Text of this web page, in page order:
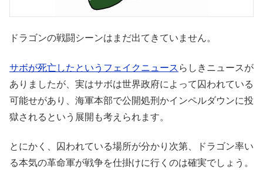
ドラゴンの戦闘シーンはまだ出てきていません。
サボが死亡したというフェイクニュース らしきニュースが
ありましたが、実はサボは世界政府によって囚われている
可能せがあり、海軍本部で公開処刑かインペルダウンに投
獄されるという展開も考えられます。
とにかく、囚われている場所が分かり次第、ドラゴン率い
る本気の革命軍が戦争を仕掛けに行くのは確実でしょう。